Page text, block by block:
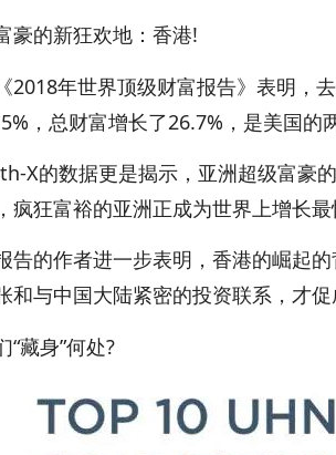
的新狂欢地：香港!
年世界顶级财富报告》表明，去
，总财富增长了26.7%，是美国的两
的数据更是揭示，亚洲超级富豪的
疯狂富裕的亚洲正成为世界上增长最
的作者进一步表明，香港的崛起的
和与中国大陆紧密的投资联系，才促
身”何处?